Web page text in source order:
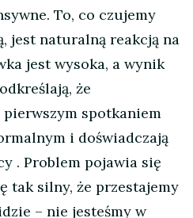
To, co czujemy
jest naturalną reakcją na
jest wysoka, a wynik
że
spotkaniem
i doświadczają
. Problem pojawia się
tak silny, że przestajemy
– nie jesteśmy w